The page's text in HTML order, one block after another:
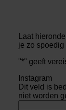
Laat
je zo
"*" geeft
Instagram
Dit veld is
niet worden